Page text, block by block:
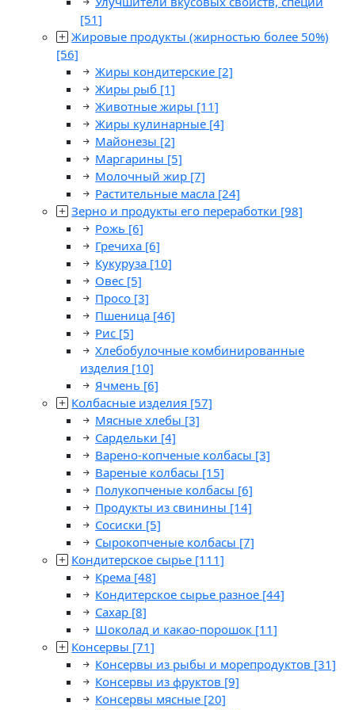
[51]
Жировые продукты (жирностью более 50%)
[56]
Жиры кондитерские [2]
Жиры рыб [1]
Животные жиры [11]
Жиры кулинарные [4]
Майонезы [2]
Маргарины [5]
Молочный жир [7]
Растительные масла [24]
Зерно и продукты его переработки [98]
Рожь [6]
Гречиха [6]
Кукуруза [10]
Овес [5]
Просо [3]
Пшеница [46]
Рис [5]
Хлебобулочные комбинированные
изделия [10]
Ячмень [6]
Колбасные изделия [57]
Мясные хлебы [3]
Сардельки [4]
Варено-копченые колбасы [3]
Вареные колбасы [15]
Полукопченые колбасы [6]
Продукты из свинины [14]
Сосиски [5]
Сырокопченые колбасы [7]
Кондитерское сырье [111]
Крема [48]
Кондитерское сырье разное [44]
Сахар [8]
Шоколад и какао-порошок [11]
Консервы [71]
Консервы из рыбы и морепродуктов [31]
Консервы из фруктов [9]
Консервы мясные [20]